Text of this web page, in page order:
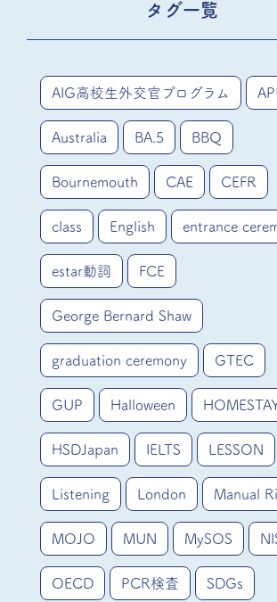
タグ一覧
AIG高校生外交官プログラム
Australia BA.5 BBQ
Bournemouth CAE CEFR
class English entrance
estar動詞 FCE
George Bernard Shaw
graduation ceremony GTEC
GUP Halloween
HSDJapan IELTS LESSON
Listening London Manual
MOJO MUN MySOS
OECD PCR検査 SDGs